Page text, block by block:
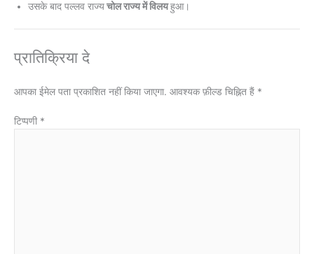
उसके बाद पल्लव राज्यचोल राज्य में विलयहुआ।
प्रातिक्रिया दे
आपका ईमेल पता प्रकाशित नहीं किया जाएगा. आवश्यक फ़ील्ड चिह्नित हैं *
टिप्पणी *